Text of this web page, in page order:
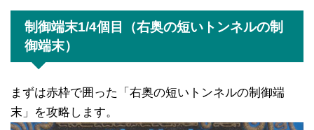
制御端末1/4個目（右奥の短いトンネルの制
御端末）
まずは赤枠で囲った「右奥の短いトンネルの制御端
末」を攻略します。